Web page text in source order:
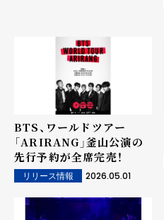
BTS、ワールドツアー
「ARIRANG」釜山公演の
先行予約が全席完売！
リリース情報 2026.05.01